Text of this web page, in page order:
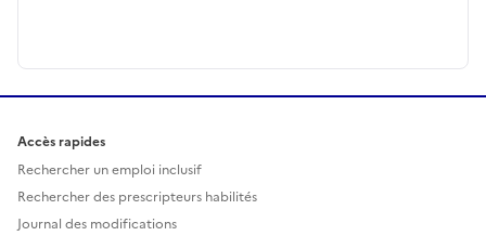
Accès rapides
Rechercher un emploi inclusif
Rechercher des prescripteurs habilités
Journal des modifications